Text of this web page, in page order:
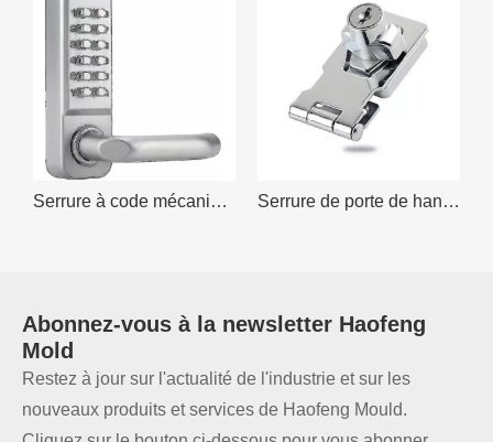
Serrure à code mécanique étanche, combinaison de code de 1 à 11 chiffres Serrure de porte de hangar fiable avec clé de sécurité
Abonnez-vous à la newsletter Haofeng
Mold
Restez à jour sur l'actualité de l'industrie et sur les
nouveaux produits et services de Haofeng Mould.